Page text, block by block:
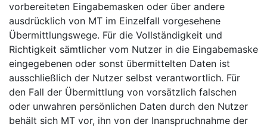
vorbereiteten Eingabemasken oder über andere
ausdrücklich von MT im Einzelfall vorgesehene
Übermittlungswege. Für die Vollständigkeit und
Richtigkeit sämtlicher vom Nutzer in die Eingabemaske
eingegebenen oder sonst übermittelten Daten ist
ausschließlich der Nutzer selbst verantwortlich. Für
den Fall der Übermittlung von vorsätzlich falschen
oder unwahren persönlichen Daten durch den Nutzer
behält sich MT vor, ihn von der Inanspruchnahme der